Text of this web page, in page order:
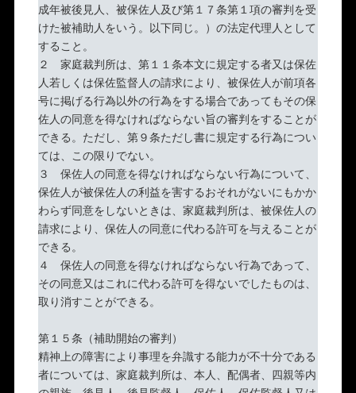
成年被後見人、被保佐人及び第１７条第１項の審判を受
けた被補助人をいう。以下同じ。）の法定代理人として
すること。
２ 家庭裁判所は、第１１条本文に規定する者又は保佐
人若しくは保佐監督人の請求により、被保佐人が前項各
号に掲げる行為以外の行為をする場合であってもその保
佐人の同意を得なければならない旨の審判をすることが
できる。ただし、第９条ただし書に規定する行為につい
ては、この限りでない。
３ 保佐人の同意を得なければならない行為について、
保佐人が被保佐人の利益を害するおそれがないにもかか
わらず同意をしないときは、家庭裁判所は、被保佐人の
請求により、保佐人の同意に代わる許可を与えることが
できる。
４ 保佐人の同意を得なければならない行為であって、
その同意又はこれに代わる許可を得ないでしたものは、
取り消すことができる。
第１５条（補助開始の審判）
精神上の障害により事理を弁識する能力が不十分である
者については、家庭裁判所は、本人、配偶者、四親等内